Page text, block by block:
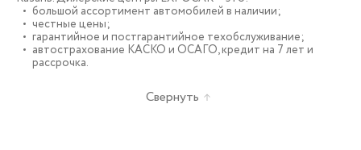
большой ассортимент автомобилей в наличии;
честные цены;
гарантийное и постгарантийное техобслуживание;
автострахование КАСКО и ОСАГО, кредит на 7 лет и
рассрочка.
Свернуть